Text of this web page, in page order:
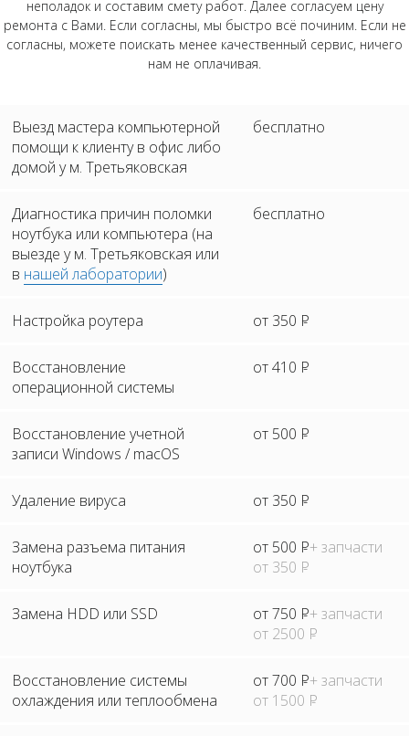
неполадок и составим смету работ. Далее согласуем цену
ремонта с Вами. Если согласны, мы быстро всё починим. Если не
согласны, можете поискать менее качественный сервис, ничего
нам не оплачивая.
Выезд мастера компьютерной
помощи к клиенту в офис либо
домой у м. Третьяковская
бесплатно
Диагностика причин поломки
ноутбука или компьютера (на
выезде у м. Третьяковская или
в нашей лаборатории)
бесплатно
Настройка роутера от 350 Р
Восстановление
операционной системы
от 410 Р
Восстановление учетной
записи Windows / macOS
от 500 Р
Удаление вируса от 350 Р
Замена разъема питания
ноутбука
от 500 Р+ запчасти
от 350 Р
Замена HDD или SSD от 750 Р+ запчасти
от 2500 Р
Восстановление системы
охлаждения или теплообмена
от 700 Р+ запчасти
от 1500 Р